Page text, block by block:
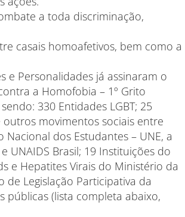
a toda discriminação,
casais homoafetivos, bem como a
e Personalidades já assinaram o
a Homofobia – 1º Grito
330 Entidades LGBT; 25
outros movimentos sociais entre
Nacional dos Estudantes – UNE, a
UNAIDS Brasil; 19 Instituições do
e Hepatites Virais do Ministério da
de Legislação Participativa da
públicas (lista completa abaixo,